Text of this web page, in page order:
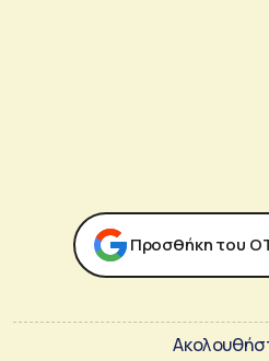
Προσθήκη του